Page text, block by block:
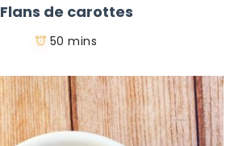
Flans de carottes
50 mins